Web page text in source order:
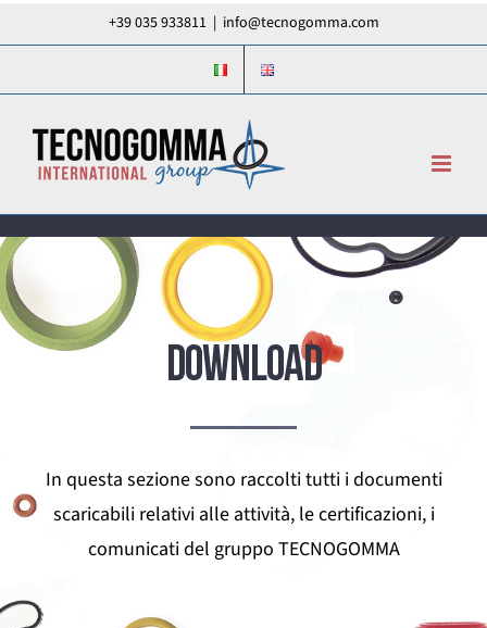
al
+39 035 933811 | info@tecnogomma.com
DOWNLOAD
In questa sezione sono raccolti tutti i documenti
scaricabili relativi alle attività, le certificazioni, i
comunicati del gruppo TECNOGOMMA